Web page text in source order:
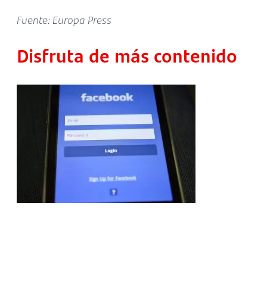
Fuente: Europa Press
Disfruta de más contenido